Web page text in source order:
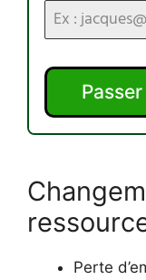
Perte